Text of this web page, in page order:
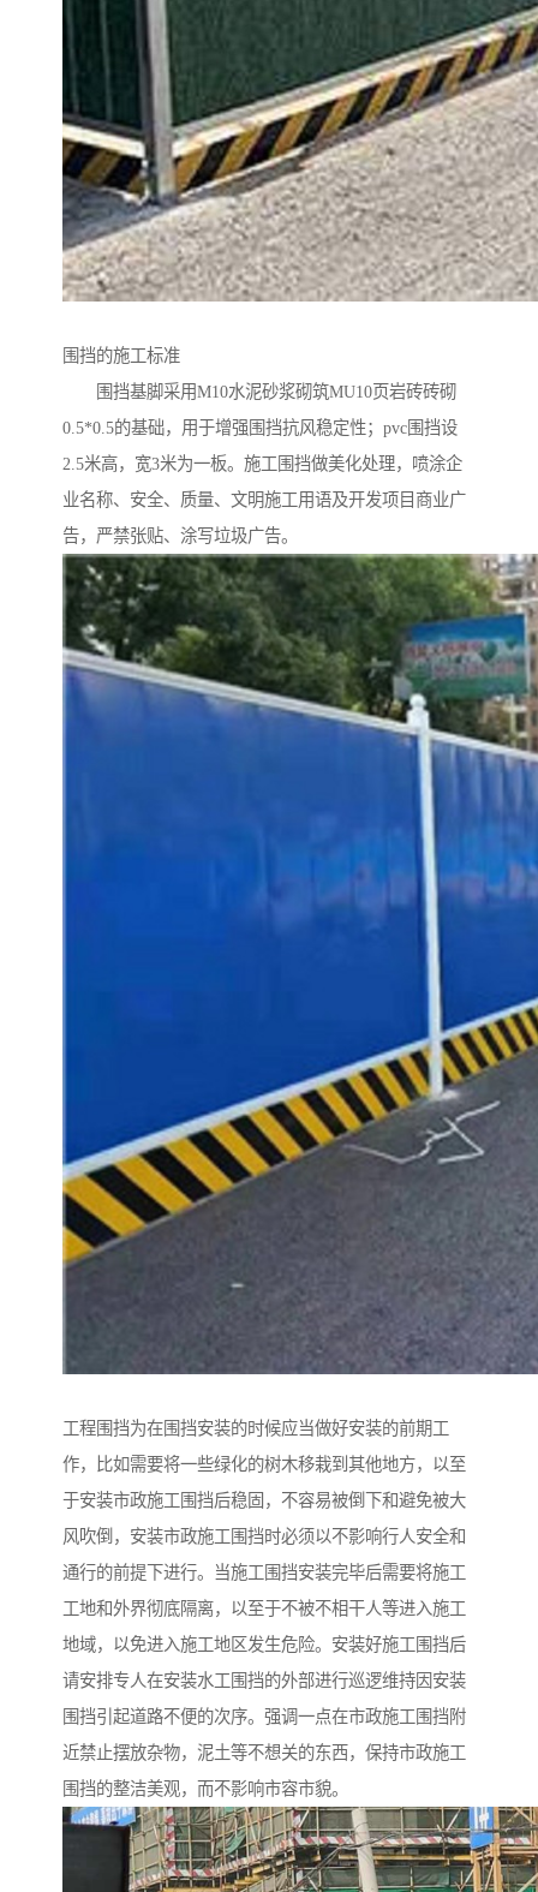
围挡的施工标准
围挡基脚采用M10水泥砂浆砌筑MU10页岩砖砖砌
0.5*0.5的基础，用于增强围挡抗风稳定性；pvc围挡设
2.5米高，宽3米为一板。施工围挡做美化处理，喷涂企
业名称、安全、质量、文明施工用语及开发项目商业广
告，严禁张贴、涂写垃圾广告。
工程围挡为在围挡安装的时候应当做好安装的前期工
作，比如需要将一些绿化的树木移栽到其他地方，以至
于安装市政施工围挡后稳固，不容易被倒下和避免被大
风吹倒，安装市政施工围挡时必须以不影响行人安全和
通行的前提下进行。当施工围挡安装完毕后需要将施工
工地和外界彻底隔离，以至于不被不相干人等进入施工
地域，以免进入施工地区发生危险。安装好施工围挡后
请安排专人在安装水工围挡的外部进行巡逻维持因安装
围挡引起道路不便的次序。强调一点在市政施工围挡附
近禁止摆放杂物，泥土等不想关的东西，保持市政施工
围挡的整洁美观，而不影响市容市貌。